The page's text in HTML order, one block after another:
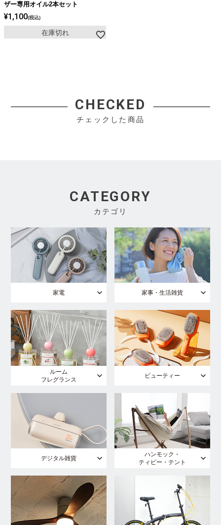
ザー専用オイル2本セット
¥1,100 税込
在庫切れ
CHECKED
チェックした商品
CATEGORY
カテゴリ
家電 家事・生活雑貨
ルーム
フレグランス
ビューティー
デジタル雑貨
ハンモック・
ティピー・テント